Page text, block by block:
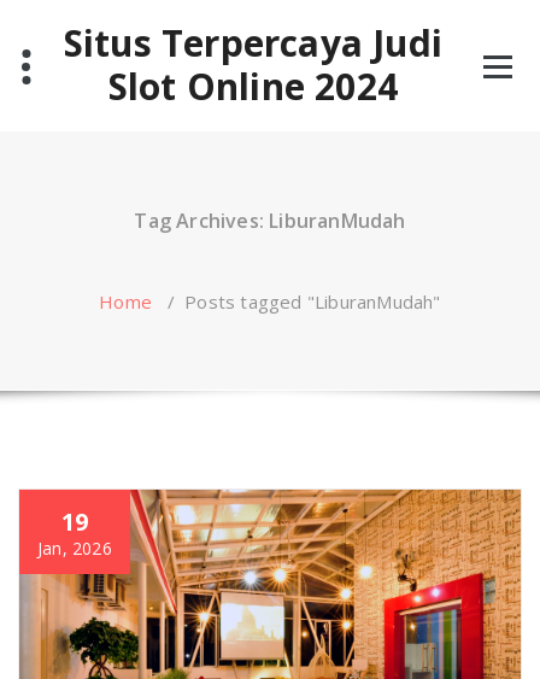
content Situs Terpercaya Judi
Slot Online 2024
Tag Archives: LiburanMudah
Home / Posts tagged "LiburanMudah"
19
Jan, 2026